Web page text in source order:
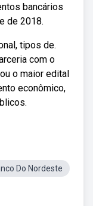
bancários
de 2018.
tipos de.
com o
o maior edital
econômico,
Do Nordeste